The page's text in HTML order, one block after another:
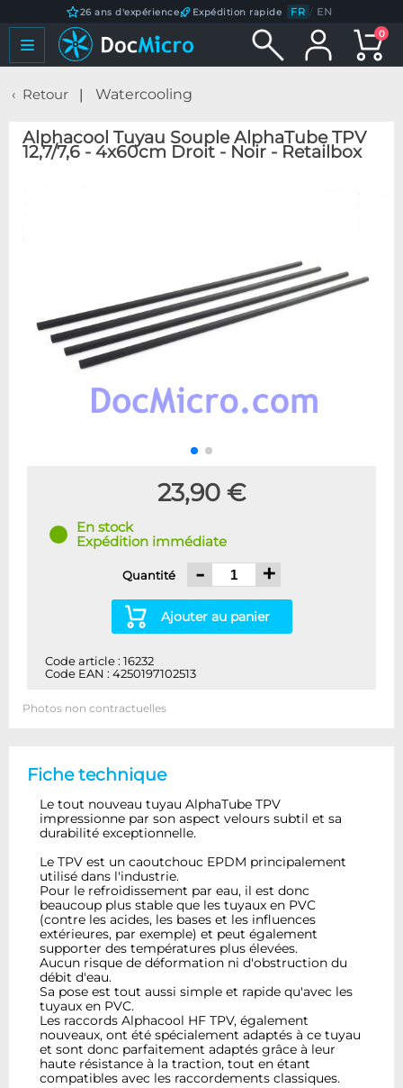
26 ans d'expérience Expédition rapide FR / EN
0
Retour Watercooling
Alphacool Tuyau Souple AlphaTube TPV
12,7/7,6 - 4x60cm Droit - Noir - Retailbox
23,90 €
En stock
Expédition immédiate
Quantité - +
Ajouter au panier
Code article : 16232
Code EAN : 4250197102513
Photos non contractuelles
Fiche technique
Le tout nouveau tuyau AlphaTube TPV
impressionne par son aspect velours subtil et sa
durabilité exceptionnelle.
Le TPV est un caoutchouc EPDM principalement
utilisé dans l'industrie.
Pour le refroidissement par eau, il est donc
beaucoup plus stable que les tuyaux en PVC
(contre les acides, les bases et les influences
extérieures, par exemple) et peut également
supporter des températures plus élevées.
Aucun risque de déformation ni d'obstruction du
débit d'eau.
Sa pose est tout aussi simple et rapide qu'avec les
tuyaux en PVC.
Les raccords Alphacool HF TPV, également
nouveaux, ont été spécialement adaptés à ce tuyau
et sont donc parfaitement adaptés grâce à leur
haute résistance à la traction, tout en étant
compatibles avec les raccordements classiques.